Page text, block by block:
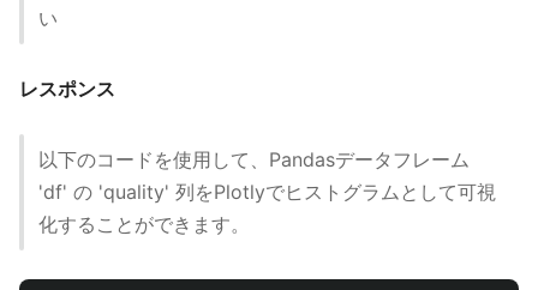
い
レスポンス
以下のコードを使用して、Pandasデータフレーム
'df' の 'quality' 列をPlotlyでヒストグラムとして可視
化することができます。